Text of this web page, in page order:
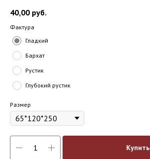
40,00 руб.
Фактура
Гладкий
Бархат
Рустик
Глубокий рустик
Размер
Купить